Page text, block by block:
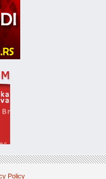
Policy